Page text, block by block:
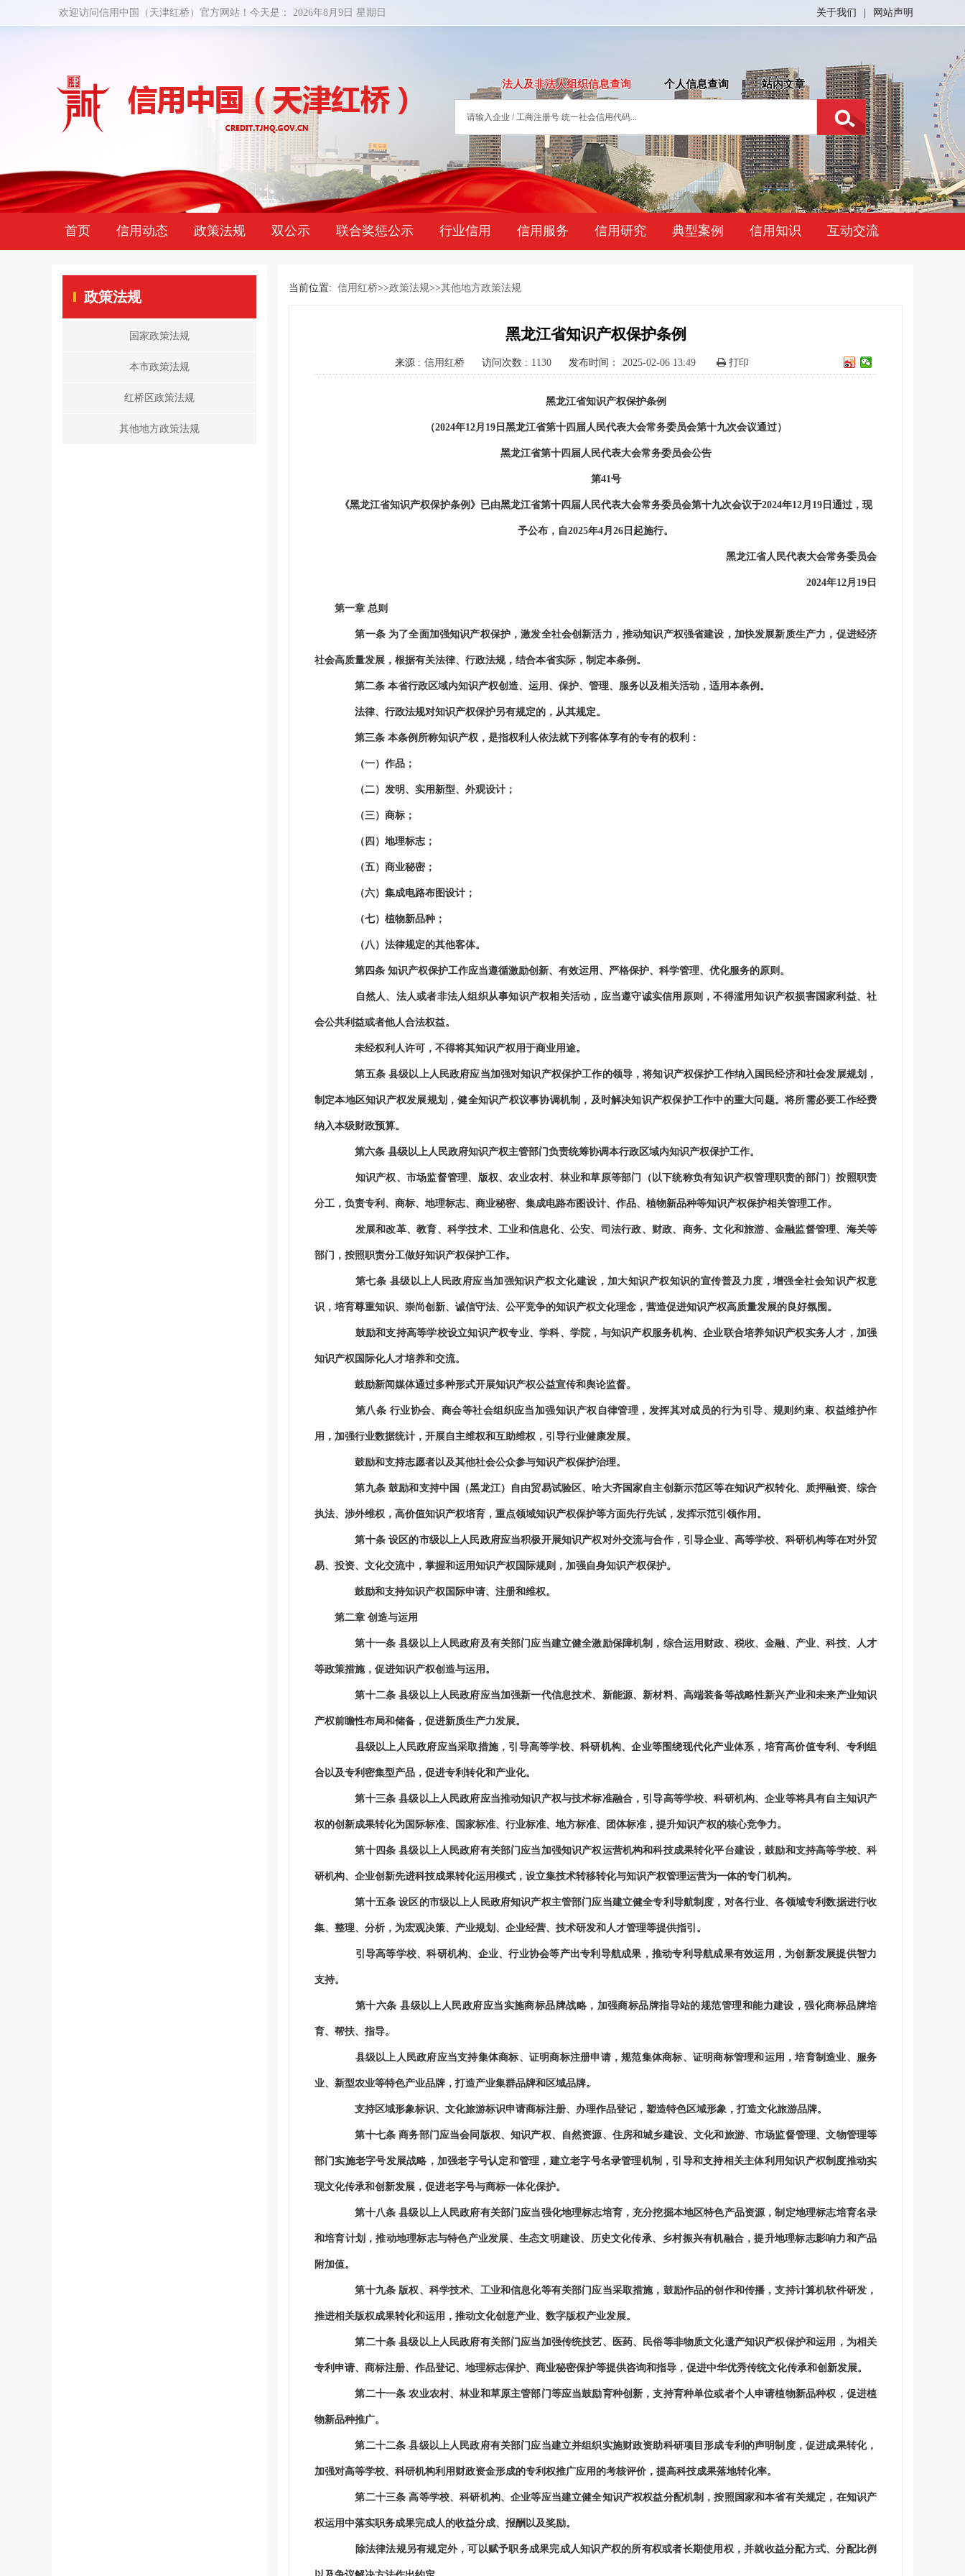
欢迎访问信用中国（天津红桥）官方网站！今天是： 2026年8月9日 星期日 关于我们 网站声明
法人及非法人组织信息查询 个人信息查询 站内文章
首页 信用动态 政策法规 双公示 联合奖惩公示 行业信用 信用服务 信用研究 典型案例 信用知识 互动交流
政策法规
国家政策法规
本市政策法规
红桥区政策法规
其他地方政策法规
当前位置: 信用红桥>>政策法规>>其他地方政策法规
黑龙江省知识产权保护条例
来源 : 信用红桥 访问次数 : 1130 发布时间： 2025-02-06 13:49 打印
黑龙江省知识产权保护条例
（2024年12月 19日黑龙江省第十四届人民代表大会常务委员会第十九次会议通过）
黑龙江省第十四届人民代表大会常务委员会公告
第41号
《黑龙江省知识产权保护条例》已由黑龙江省第十四届人民代表大会常务委员会第十九次会议于2024年12月 19日通过，现
予公布，自2025年4月 26 日起施行。
黑龙江省人民代表大会常务委员会
2024年12月 19 日
第一章 总则
第一条 为了全面加强知识产权保护，激发全社会创新活力，推动知识产权强省建设，加快发展新质生产力，促进经济
社会高质量发展，根据有关法律、行政法规，结合本省实际，制定本条例。
第二条 本省行政区域内知识产权创造、运用、保护、管理、服务以及相关活动，适用本条例。
法律、行政法规对知识产权保护另有规定的，从其规定。
第三条 本条例所称知识产权，是指权利人依法就下列客体享有的专有的权利：
（一）作品；
（二）发明、实用新型、外观设计；
（三）商标；
（四）地理标志；
（五）商业秘密；
（六）集成电路布图设计；
（七）植物新品种；
（八）法律规定的其他客体。
第四条 知识产权保护工作应当遵循激励创新、有效运用、严格保护、科学管理、优化服务的原则。
自然人、法人或者非法人组织从事知识产权相关活动，应当遵守诚实信用原则，不得滥用知识产权损害国家利益、社
会公共利益或者他人合法权益。
未经权利人许可，不得将其知识产权用于商业用途。
第五条 县级以上人民政府应当加强对知识产权保护工作的领导，将知识产权保护工作纳入国民经济和社会发展规划，
制定本地区知识产权发展规划，健全知识产权议事协调机制，及时解决知识产权保护工作中的重大问题。将所需必要工作经费
纳入本级财政预算。
第六条 县级以上人民政府知识产权主管部门负责统筹协调本行政区域内知识产权保护工作。
知识产权、市场监督管理、版权、农业农村、林业和草原等部门（以下统称负有知识产权管理职责的部门）按照职责
分工，负责专利、商标、地理标志、商业秘密、集成电路布图设计、作品、植物新品种等知识产权保护相关管理工作。
发展和改革、教育、科学技术、工业和信息化、公安、司法行政、财政、商务、文化和旅游、金融监督管理、海关等
部门，按照职责分工做好知识产权保护工作。
第七条 县级以上人民政府应当加强知识产权文化建设，加大知识产权知识的宣传普及力度，增强全社会知识产权意
识，培育尊重知识、崇尚创新、诚信守法、公平竞争的知识产权文化理念，营造促进知识产权高质量发展的良好氛围。
鼓励和支持高等学校设立知识产权专业、学科、学院，与知识产权服务机构、企业联合培养知识产权实务人才，加强
知识产权国际化人才培养和交流。
鼓励新闻媒体通过多种形式开展知识产权公益宣传和舆论监督。
第八条 行业协会、商会等社会组织应当加强知识产权自律管理，发挥其对成员的行为引导、规则约束、权益维护作
用，加强行业数据统计，开展自主维权和互助维权，引导行业健康发展。
鼓励和支持志愿者以及其他社会公众参与知识产权保护治理。
第九条 鼓励和支持中国（黑龙江）自由贸易试验区、哈大齐国家自主创新示范区等在知识产权转化、质押融资、综合
执法、涉外维权，高价值知识产权培育，重点领域知识产权保护等方面先行先试，发挥示范引领作用。
第十条 设区的市级以上人民政府应当积极开展知识产权对外交流与合作，引导企业、高等学校、科研机构等在对外贸
易、投资、文化交流中，掌握和运用知识产权国际规则，加强自身知识产权保护。
鼓励和支持知识产权国际申请、注册和维权。
第二章 创造与运用
第十一条 县级以上人民政府及有关部门应当建立健全激励保障机制，综合运用财政、税收、金融、产业、科技、人才
等政策措施，促进知识产权创造与运用。
第十二条 县级以上人民政府应当加强新一代信息技术、新能源、新材料、高端装备等战略性新兴产业和未来产业知识
产权前瞻性布局和储备，促进新质生产力发展。
县级以上人民政府应当采取措施，引导高等学校、科研机构、企业等围绕现代化产业体系，培育高价值专利、专利组
合以及专利密集型产品，促进专利转化和产业化。
第十三条 县级以上人民政府应当推动知识产权与技术标准融合，引导高等学校、科研机构、企业等将具有自主知识产
权的创新成果转化为国际标准、国家标准、行业标准、地方标准、团体标准，提升知识产权的核心竞争力。
第十四条 县级以上人民政府有关部门应当加强知识产权运营机构和科技成果转化平台建设，鼓励和支持高等学校、科
研机构、企业创新先进科技成果转化运用模式，设立集技术转移转化与知识产权管理运营为一体的专门机构。
第十五条 设区的市级以上人民政府知识产权主管部门应当建立健全专利导航制度，对各行业、各领域专利数据进行收
集、整理、分析，为宏观决策、产业规划、企业经营、技术研发和人才管理等提供指引。
引导高等学校、科研机构、企业、行业协会等产出专利导航成果，推动专利导航成果有效运用，为创新发展提供智力
支持。
第十六条 县级以上人民政府应当实施商标品牌战略，加强商标品牌指导站的规范管理和能力建设，强化商标品牌培
育、帮扶、指导。
县级以上人民政府应当支持集体商标、证明商标注册申请，规范集体商标、证明商标管理和运用，培育制造业、服务
业、新型农业等特色产业品牌，打造产业集群品牌和区域品牌。
支持区域形象标识、文化旅游标识申请商标注册、办理作品登记，塑造特色区域形象，打造文化旅游品牌。
第十七条 商务部门应当会同版权、知识产权、自然资源、住房和城乡建设、文化和旅游、市场监督管理、文物管理等
部门实施老字号发展战略，加强老字号认定和管理，建立老字号名录管理机制，引导和支持相关主体利用知识产权制度推动实
现文化传承和创新发展，促进老字号与商标一体化保护。
第十八条 县级以上人民政府有关部门应当强化地理标志培育，充分挖掘本地区特色产品资源，制定地理标志培育名录
和培育计划，推动地理标志与特色产业发展、生态文明建设、历史文化传承、乡村振兴有机融合，提升地理标志影响力和产品
附加值。
第十九条 版权、科学技术、工业和信息化等有关部门应当采取措施，鼓励作品的创作和传播，支持计算机软件研发，
推进相关版权成果转化和运用，推动文化创意产业、数字版权产业发展。
第二十条 县级以上人民政府有关部门应当加强传统技艺、医药、民俗等非物质文化遗产知识产权保护和运用，为相关
专利申请、商标注册、作品登记、地理标志保护、商业秘密保护等提供咨询和指导，促进中华优秀传统文化传承和创新发展。
第二十一条 农业农村、林业和草原主管部门等应当鼓励育种创新，支持育种单位或者个人申请植物新品种权，促进植
物新品种推广。
第二十二条 县级以上人民政府有关部门应当建立并组织实施财政资助科研项目形成专利的声明制度，促进成果转化，
加强对高等学校、科研机构利用财政资金形成的专利权推广应用的考核评价，提高科技成果落地转化率。
第二十三条 高等学校、科研机构、企业等应当建立健全知识产权权益分配机制，按照国家和本省有关规定，在知识产
权运用中落实职务成果完成人的收益分成、报酬以及奖励。
除法律法规另有规定外，可以赋予职务成果完成人知识产权的所有权或者长期使用权，并就收益分配方式、分配比例